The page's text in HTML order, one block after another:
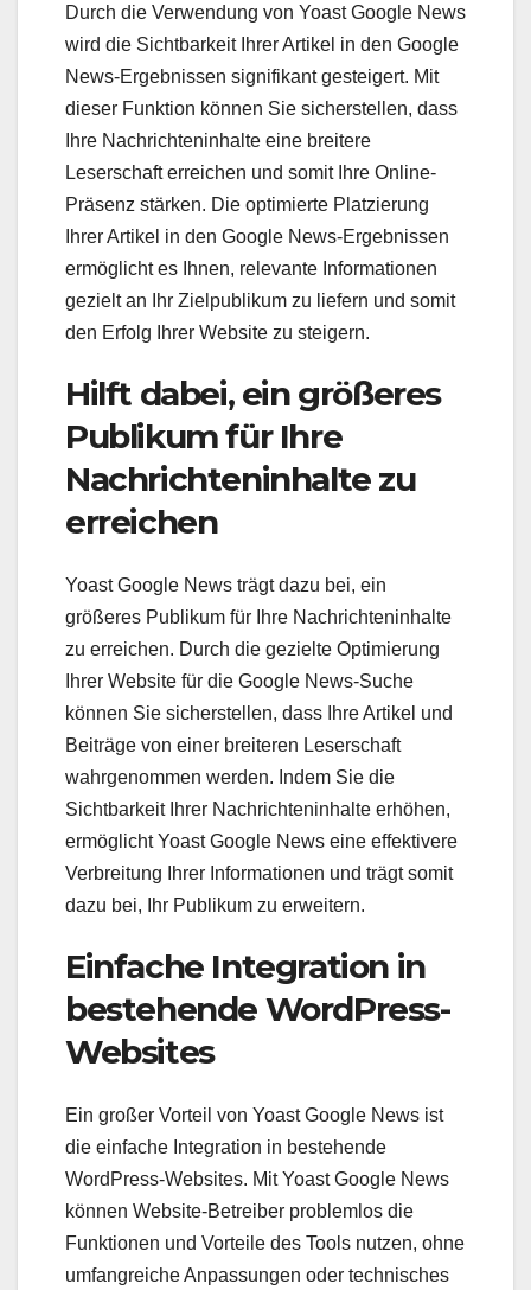
Durch die Verwendung von Yoast Google News
wird die Sichtbarkeit Ihrer Artikel in den Google
News-Ergebnissen signifikant gesteigert. Mit
dieser Funktion können Sie sicherstellen, dass
Ihre Nachrichteninhalte eine breitere
Leserschaft erreichen und somit Ihre Online-
Präsenz stärken. Die optimierte Platzierung
Ihrer Artikel in den Google News-Ergebnissen
ermöglicht es Ihnen, relevante Informationen
gezielt an Ihr Zielpublikum zu liefern und somit
den Erfolg Ihrer Website zu steigern.
Hilft dabei, ein größeres
Publikum für Ihre
Nachrichteninhalte zu
erreichen
Yoast Google News trägt dazu bei, ein
größeres Publikum für Ihre Nachrichteninhalte
zu erreichen. Durch die gezielte Optimierung
Ihrer Website für die Google News-Suche
können Sie sicherstellen, dass Ihre Artikel und
Beiträge von einer breiteren Leserschaft
wahrgenommen werden. Indem Sie die
Sichtbarkeit Ihrer Nachrichteninhalte erhöhen,
ermöglicht Yoast Google News eine effektivere
Verbreitung Ihrer Informationen und trägt somit
dazu bei, Ihr Publikum zu erweitern.
Einfache Integration in
bestehende WordPress-
Websites
Ein großer Vorteil von Yoast Google News ist
die einfache Integration in bestehende
WordPress-Websites. Mit Yoast Google News
können Website-Betreiber problemlos die
Funktionen und Vorteile des Tools nutzen, ohne
umfangreiche Anpassungen oder technisches